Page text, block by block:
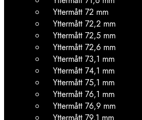
Yttermått 72 mm
Yttermått 72,2 mm
Yttermått 72,5 mm
Yttermått 72,6 mm
Yttermått 73,1 mm
Yttermått 74,1 mm
Yttermått 75,1 mm
Yttermått 76,1 mm
Yttermått 76,9 mm